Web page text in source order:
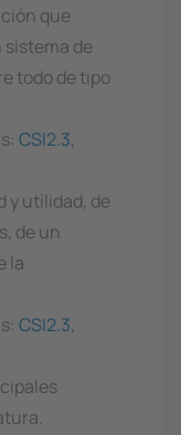
que
de
todo de tipo
CSI2.3,
y utilidad, de
de un
la
CSI2.3,